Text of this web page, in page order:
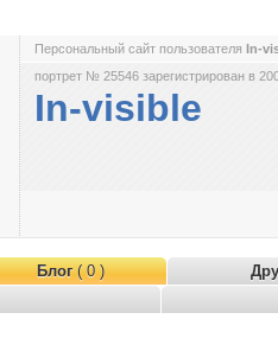
Персональный сайт пользователя In-
портрет № 25546 зарегистрирован в
In-visible
Блог( 0 )